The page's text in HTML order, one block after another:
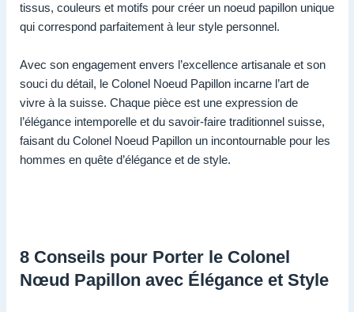
tissus, couleurs et motifs pour créer un noeud papillon unique
qui correspond parfaitement à leur style personnel.
Avec son engagement envers l’excellence artisanale et son
souci du détail, le Colonel Noeud Papillon incarne l’art de
vivre à la suisse. Chaque pièce est une expression de
l’élégance intemporelle et du savoir-faire traditionnel suisse,
faisant du Colonel Noeud Papillon un incontournable pour les
hommes en quête d’élégance et de style.
8 Conseils pour Porter le Colonel
Nœud Papillon avec Élégance et Style